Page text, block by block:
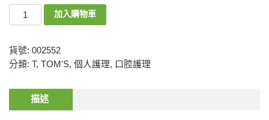
加入購物車
貨號: 002552
分類: T, TOM'S, 個人護理, 口腔護理
描述